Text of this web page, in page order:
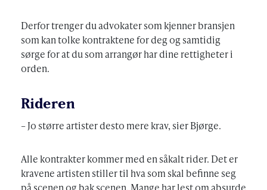
Derfor trenger du advokater som kjenner bransjen
som kan tolke kontraktene for deg og samtidig
sørge for at du som arrangør har dine rettigheter i
orden.
Rideren
– Jo større artister desto mere krav, sier Bjørge.
Alle kontrakter kommer med en såkalt rider. Det er
kravene artisten stiller til hva som skal befinne seg